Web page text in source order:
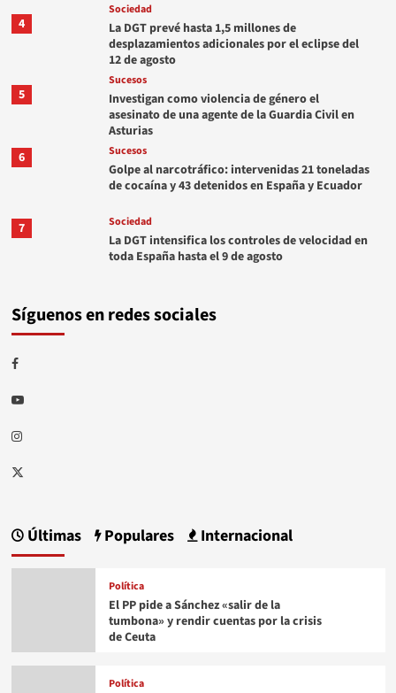
4
Sociedad
La DGT prevé hasta 1,5 millones de
desplazamientos adicionales por el eclipse del
12 de agosto
5
Sucesos
Investigan como violencia de género el
asesinato de una agente de la Guardia Civil en
Asturias
6
Sucesos
Golpe al narcotráfico: intervenidas 21 toneladas
de cocaína y 43 detenidos en España y Ecuador
7 Sociedad
La DGT intensifica los controles de velocidad en
toda España hasta el 9 de agosto
Síguenos en redes sociales
Facebook
Youtube
Instagram
Twitter
Últimas Populares Internacional
Política
El PP pide a Sánchez «salir de la
tumbona» y rendir cuentas por la crisis
de Ceuta
Política